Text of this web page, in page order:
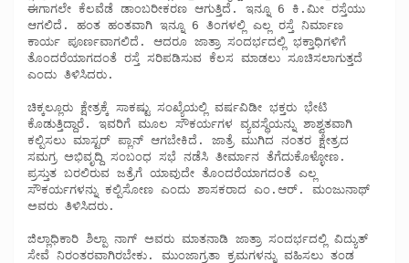
ಈಗಾಗಲೇ ಕೆಲವೆಡೆ ಡಾಂಬರೀಕರಣ ಆಗುತ್ತಿದೆ. ಇನ್ನೂ 6 ಕಿ.ಮೀ ರಸ್ತೆಯು
ಆಗಲಿದೆ. ಹಂತ ಹಂತವಾಗಿ ಇನ್ನೂ 6 ತಿಂಗಳಲ್ಲಿ ಎಲ್ಲ ರಸ್ತೆ ನಿರ್ಮಾಣ
ಕಾರ್ಯ ಪೂರ್ಣವಾಗಲಿದೆ. ಆದರೂ ಜಾತ್ರಾ ಸಂದರ್ಭದಲ್ಲಿ ಭಕ್ತಾಧಿಗಳಿಗೆ
ತೊಂದರೆಯಾಗದಂತೆ ರಸ್ತೆ ಸರಿಪಡಿಸುವ ಕೆಲಸ ಮಾಡಲು ಸೂಚಿಸಲಾಗುತ್ತದೆ
ಎಂದು ತಿಳಿಸಿದರು.
ಚಿಕ್ಕಲ್ಲೂರು ಕ್ಷೇತ್ರಕ್ಕೆ ಸಾಕಷ್ಟು ಸಂಖ್ಯೆಯಲ್ಲಿ ವರ್ಷವಿಡೀ ಭಕ್ತರು ಭೇಟಿ
ಕೊಡುತ್ತಿದ್ದಾರೆ. ಇವರಿಗೆ ಮೂಲ ಸೌಕರ್ಯಗಳ ವ್ಯವಸ್ಥೆಯನ್ನು ಶಾಶ್ವತವಾಗಿ
ಕಲ್ಪಿಸಲು ಮಾಸ್ಟರ್ ಪ್ಲಾನ್ ಆಗಬೇಕಿದೆ. ಜಾತ್ರೆ ಮುಗಿದ ನಂತರ ಕ್ಷೇತ್ರದ
ಸಮಗ್ರ ಅಭಿವೃದ್ದಿ ಸಂಬಂಧ ಸಭೆ ನಡೆಸಿ ತೀರ್ಮಾನ ತೆಗೆದುಕೊಳ್ಳೋಣ.
ಪ್ರಸ್ತುತ ಬರಲಿರುವ ಜತ್ರೆಗೆ ಯಾವುದೇ ತೊಂದರೆಯಾಗದಂತೆ ಎಲ್ಲ
ಸೌಕರ್ಯಗಳನ್ನು ಕಲ್ಪಿಸೋಣ ಎಂದು ಶಾಸಕರಾದ ಎಂ.ಆರ್. ಮಂಜುನಾಥ್
ಅವರು ತಿಳಿಸಿದರು.
ಜಿಲ್ಲಾಧಿಕಾರಿ ಶಿಲ್ಪಾ ನಾಗ್ ಅವರು ಮಾತನಾಡಿ ಜಾತ್ರಾ ಸಂದರ್ಭದಲ್ಲಿ ವಿದ್ಯುತ್
ಸೇವೆ ನಿರಂತರವಾಗಿರಬೇಕು. ಮುಂಜಾಗ್ರತಾ ಕ್ರಮಗಳನ್ನು ವಹಿಸಲು ತಂಡ